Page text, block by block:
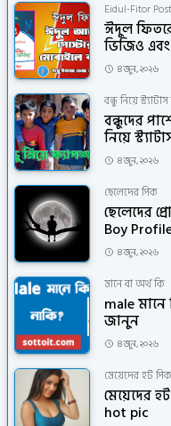
Eidul-Fitor
ঈদুল
ভিজিও
৪ জুন, ২০২৬
বন্ধু নিয়ে
বন্ধুদের
নিয়ে
৪ জুন, ২০২৬
ছেলেদের পিক
ছেলেদের
Boy
৪ জুন, ২০২৬
মানে বা অর্থ কি
male
জানুন
৪ জুন, ২০২৬
মেয়েদের হট পিক
মেয়েদের
hot pic